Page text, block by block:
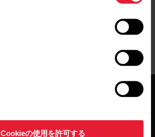
Cookieの使用を許可する